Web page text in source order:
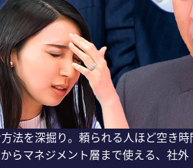
法を深掘り。頼られる人ほど空き
らマネジメント層まで使える、社